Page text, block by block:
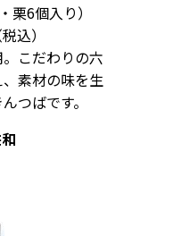
栗6個入り）
込）
こだわりの六
素材の味を生
つばです。